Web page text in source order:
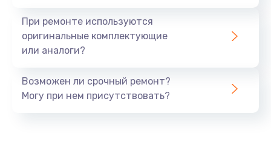
При ремонте используются
оригинальные комплектующие
или аналоги?
Возможен ли срочный ремонт?
Могу при нем присутствовать?